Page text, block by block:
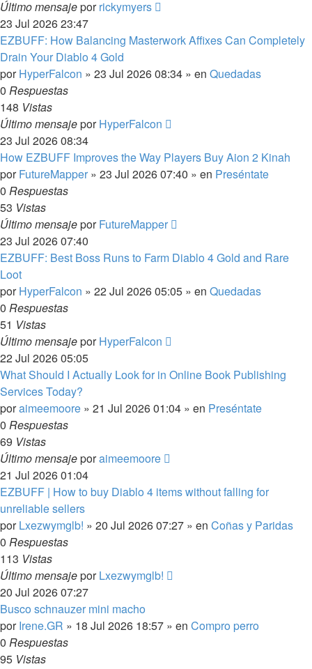
Último mensajeporrickymyers
23 Jul 2026 23:47
EZBUFF: How Balancing Masterwork Affixes Can Completely
Drain Your Diablo 4 Gold
porHyperFalcon » 23 Jul 2026 08:34 » en Quedadas
0 Respuestas
148 Vistas
Último mensajeporHyperFalcon
23 Jul 2026 08:34
How EZBUFF Improves the Way Players Buy Aion 2 Kinah
porFutureMapper » 23 Jul 2026 07:40 » en Preséntate
0 Respuestas
53 Vistas
Último mensajeporFutureMapper
23 Jul 2026 07:40
EZBUFF: Best Boss Runs to Farm Diablo 4 Gold and Rare
Loot
porHyperFalcon » 22 Jul 2026 05:05 » en Quedadas
0 Respuestas
51 Vistas
Último mensajeporHyperFalcon
22 Jul 2026 05:05
What Should I Actually Look for in Online Book Publishing
Services Today?
poraimeemoore » 21 Jul 2026 01:04 » en Preséntate
0 Respuestas
69 Vistas
Último mensajeporaimeemoore
21 Jul 2026 01:04
EZBUFF | How to buy Diablo 4 items without falling for
unreliable sellers
porLxezwymglb! » 20 Jul 2026 07:27 » en Coñas y Paridas
0 Respuestas
113 Vistas
Último mensajeporLxezwymglb!
20 Jul 2026 07:27
Busco schnauzer mini macho
porIrene.GR » 18 Jul 2026 18:57 » en Compro perro
0 Respuestas
95 Vistas